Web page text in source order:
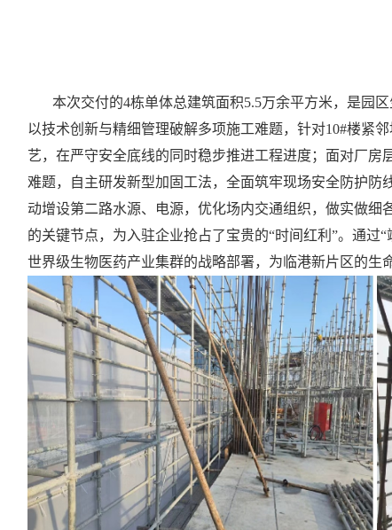
本次交付的4栋单体总建筑面积5.5万余平方米，是园区
以技术创新与精细管理破解多项施工难题，针对10#楼紧
艺，在严守安全底线的同时稳步推进工程进度；面对厂房
难题，自主研发新型加固工法，全面筑牢现场安全防护
动增设第二路水源、电源，优化场内交通组织，做实做
的关键节点，为入驻企业抢占了宝贵的“时间红利”。通过
世界级生物医药产业集群的战略部署，为临港新片区的生